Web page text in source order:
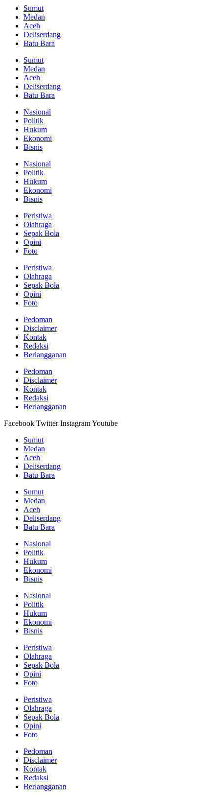
Sumut
Medan
Aceh
Deliserdang
Batu Bara
Sumut
Medan
Aceh
Deliserdang
Batu Bara
Nasional
Politik
Hukum
Ekonomi
Bisnis
Nasional
Politik
Hukum
Ekonomi
Bisnis
Peristiwa
Olahraga
Sepak Bola
Opini
Foto
Peristiwa
Olahraga
Sepak Bola
Opini
Foto
Pedoman
Disclaimer
Kontak
Redaksi
Berlangganan
Pedoman
Disclaimer
Kontak
Redaksi
Berlangganan
Facebook Twitter InstagramYoutube
Sumut
Medan
Aceh
Deliserdang
Batu Bara
Sumut
Medan
Aceh
Deliserdang
Batu Bara
Nasional
Politik
Hukum
Ekonomi
Bisnis
Nasional
Politik
Hukum
Ekonomi
Bisnis
Peristiwa
Olahraga
Sepak Bola
Opini
Foto
Peristiwa
Olahraga
Sepak Bola
Opini
Foto
Pedoman
Disclaimer
Kontak
Redaksi
Berlangganan